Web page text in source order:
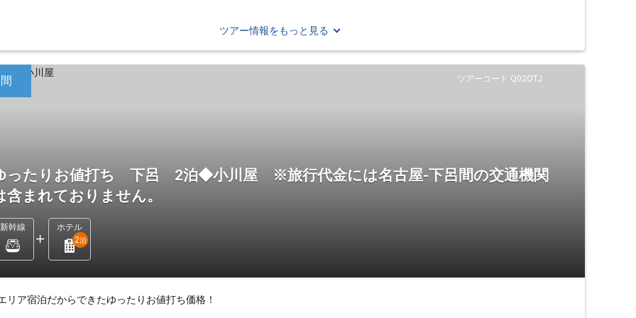
ツアー情報をもっと見る
ツアーコード Q02OTJ
ったりお値打ち 下呂 2泊◆小川屋 ※旅行代金には名古屋-下呂間の交通機関
含まれておりません。
新幹線
ホテル
2泊
リア宿泊だからできたゆったりお値打ち価格！